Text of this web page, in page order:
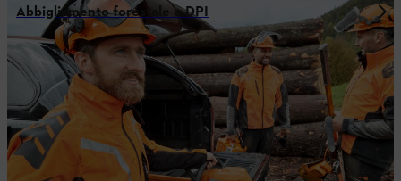
Abbigliamento forestale e DPI